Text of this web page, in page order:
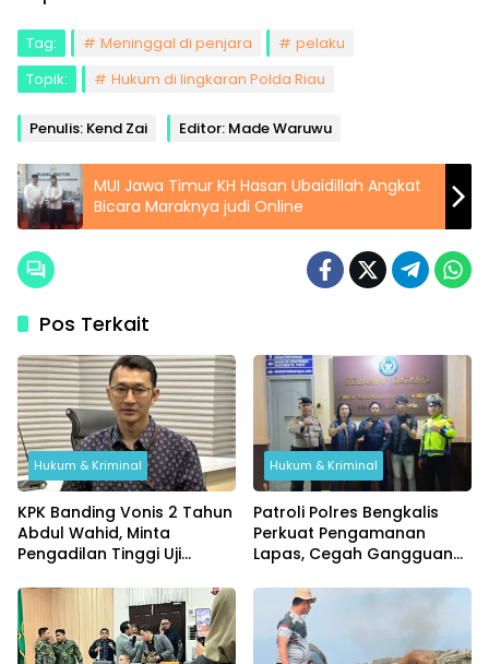
Tag: Meninggal di penjara
pelaku
Topik:
Hukum di lingkaran Polda Riau
Penulis: Kend Zai Editor: Made Waruwu
MUI Jawa Timur KH Hasan Ubaidillah Angkat
Bicara Maraknya judi Online
Pos Terkait
Hukum & Kriminal
KPK Banding Vonis 2 Tahun
Abdul Wahid, Minta
Pengadilan Tinggi Uji
Hukum & Kriminal
Patroli Polres Bengkalis
Perkuat Pengamanan
Lapas, Cegah Gangguan